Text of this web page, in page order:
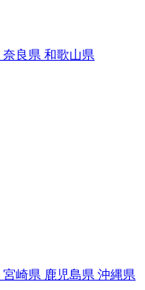
奈良県 和歌山県
宮崎県 鹿児島県 沖縄県